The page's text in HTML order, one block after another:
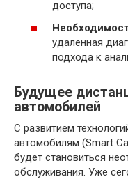
доступа;
удаленная
подхода к
Будущее
автомобилей
С развитием
автомобилям (Smart
будет становиться
обслуживания. Уже